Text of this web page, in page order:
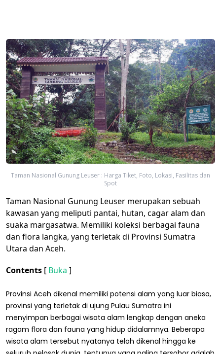
Taman Nasional Gunung Leuser : Harga Tiket, Foto, Lokasi, Fasilitas dan
Spot
Taman Nasional Gunung Leuser merupakan sebuah
kawasan yang meliputi pantai, hutan, cagar alam dan
suaka margasatwa. Memiliki koleksi berbagai fauna
dan flora langka, yang terletak di Provinsi Sumatra
Utara dan Aceh.
Contents [ Buka ]
Provinsi Aceh dikenal memiliki potensi alam yang luar biasa,
provinsi yang terletak di ujung Pulau Sumatra ini
menyimpan berbagai wisata alam lengkap dengan aneka
ragam flora dan fauna yang hidup didalamnya. Beberapa
wisata alam tersebut nyatanya telah dikenal hingga ke